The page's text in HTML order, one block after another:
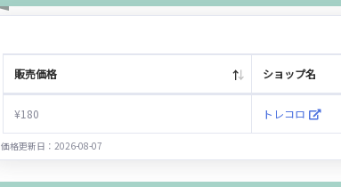
販売価格 ショップ名
¥180 トレコロ
価格更新日：2026-08-07